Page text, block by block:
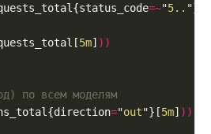
=~"5.. "}[
5m] ))
по всем моделям
="out"}[5m] ))